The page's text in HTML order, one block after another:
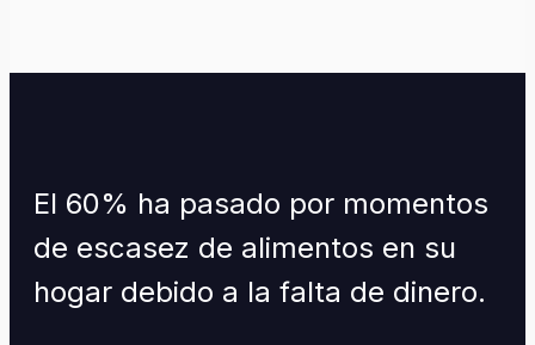
El 60% ha pasado por momentos
de escasez de alimentos en su
hogar debido a la falta de dinero.